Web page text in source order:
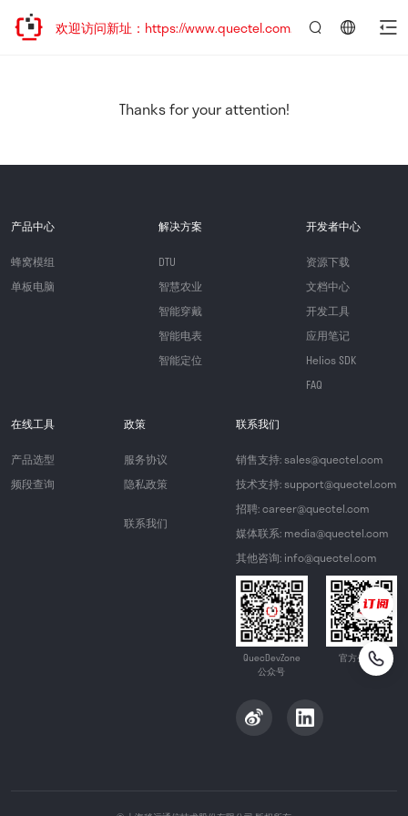
迁移，欢迎访问新址：https://www.quectel.com.cn
Thanks for your attention!
产品中心
蜂窝模组
单板电脑
解决方案
DTU
智慧农业
智能穿戴
智能电表
智能定位
开发者中心
资源下载
文档中心
开发工具
应用笔记
Helios SDK
FAQ
在线工具
产品选型
频段查询
政策
服务协议
隐私政策
联系我们
联系我们
销售支持: sales@quectel.com
技术支持: support@quectel.com
招聘: career@quectel.com
媒体联系: media@quectel.com
其他咨询: info@quectel.com
QuecDevZone
公众号
官方公众号